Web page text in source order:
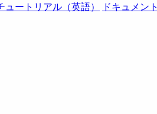
ュートリアル（英語）
ドキュメント